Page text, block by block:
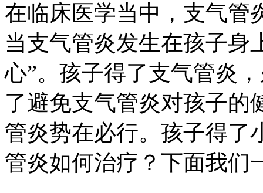
在临床医学当中，支气管
当支气管炎发生在孩子身
心”。孩子得了支气管炎
了避免支气管炎对孩子的
管炎势在必行。孩子得了
管炎如何治疗？下面我们